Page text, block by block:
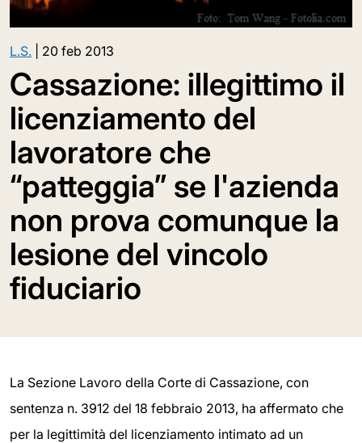
L.S. 20 feb 2013
Cassazione: illegittimo il
licenziamento del
lavoratore che
“patteggia” se l'azienda
non prova comunque la
lesione del vincolo
fiduciario
La Sezione Lavoro della Corte di Cassazione, con
sentenza n. 3912 del 18 febbraio 2013, ha affermato che
per la legittimità del licenziamento intimato ad un